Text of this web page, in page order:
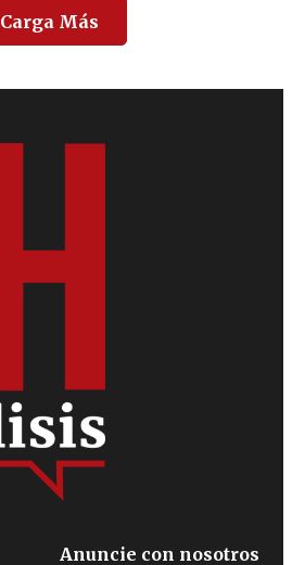
Carga Más
Anuncie con nosotros